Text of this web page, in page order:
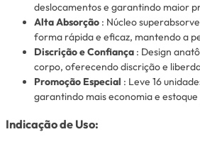
deslocamentos e garantindo maior
Alta Absorção : Núcleo
forma rápida e eficaz, mantendo a
Discrição e Confiança : Design
corpo, oferecendo discrição e
Promoção Especial : Leve 16
garantindo mais economia e
Indicação de Uso: